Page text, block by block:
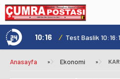
10:16 / Test Baslik
Anasayfa » Ekonomi »